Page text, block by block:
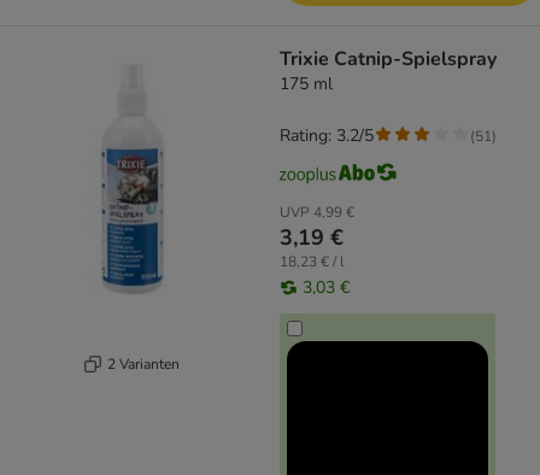
2 Varianten
Trixie Catnip-Spielspray
175 ml
UVP 4,99 €
3,19 €
18,23 € / l
3,03 €
Rating: 3.2/5 (51)